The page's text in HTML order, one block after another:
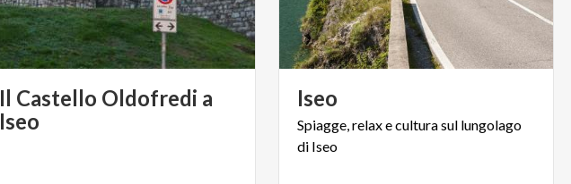
Il Castello Oldofredi a
Iseo
Iseo
Spiagge, relaxeculturasul lungolago
di Iseo